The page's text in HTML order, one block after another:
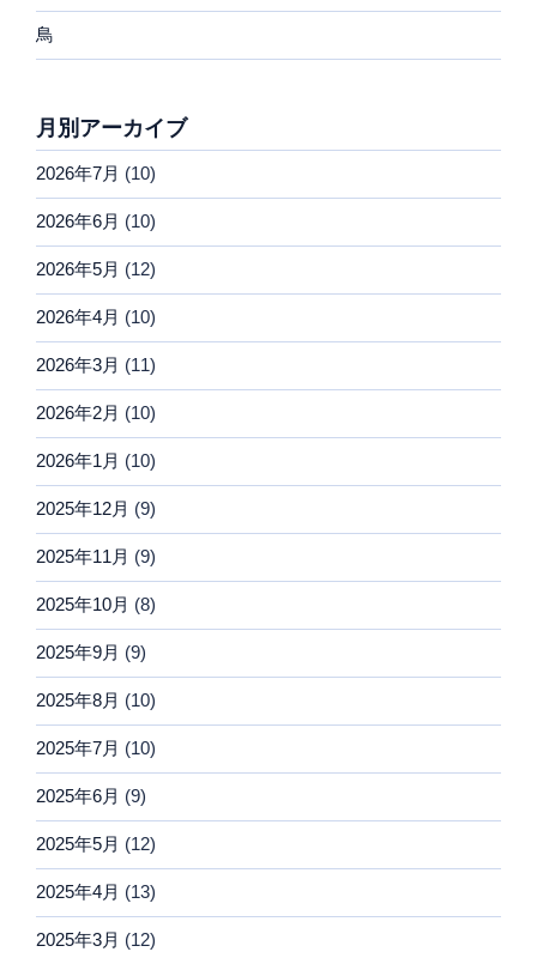
鳥
月別アーカイブ
2026年7月 (10)
2026年6月 (10)
2026年5月 (12)
2026年4月 (10)
2026年3月 (11)
2026年2月 (10)
2026年1月 (10)
2025年12月 (9)
2025年11月 (9)
2025年10月 (8)
2025年9月 (9)
2025年8月 (10)
2025年7月 (10)
2025年6月 (9)
2025年5月 (12)
2025年4月 (13)
2025年3月 (12)